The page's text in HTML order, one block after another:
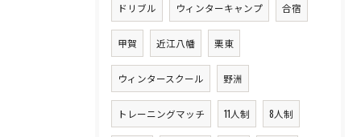
ドリブル ウィンターキャンプ 合宿
甲賀 近江八幡 栗東
ウィンタースクール 野洲
トレーニングマッチ 11人制 8人制